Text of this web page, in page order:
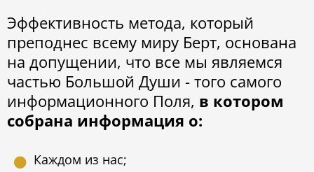
Эффективность метода, который
преподнес всему миру Берт, основана
на допущении, что все мы являемся
частью Большой Души - того самого
информационного Поля, в котором
собрана информация о:
Каждом из нас;